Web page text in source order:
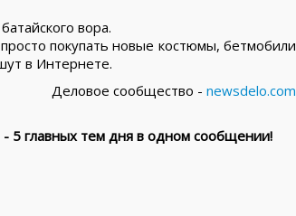
вора.
покупать новые костюмы, бетмобили
в Интернете.
Деловое сообщество - newsdelo.com
5 главных тем дня в одном сообщении!